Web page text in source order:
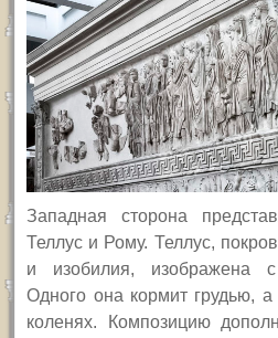
Западная сторона
Теллус и Рому. Теллус,
и изобилия, изображена
Одного она кормит грудью,
коленях. Композицию